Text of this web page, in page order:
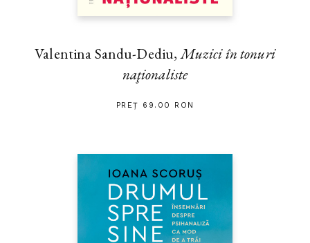
Valentina Sandu-Dediu,Muzici în tonuri
naţionaliste
PREȚ 69.00 RON